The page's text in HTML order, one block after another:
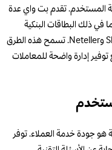
المستخدم. تقدم بت واي عدة
ذلك البطاقات البنكية
الدولية والمحافظ الإلكترونية المعروفة مثل Skrill وNeteller. تسمح هذه الطرق
إدارة واضحة للمعاملات
هو جودة خدمة العملاء. توفر